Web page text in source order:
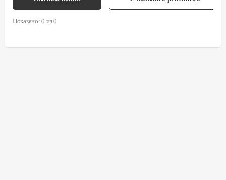
Показано:0 из0